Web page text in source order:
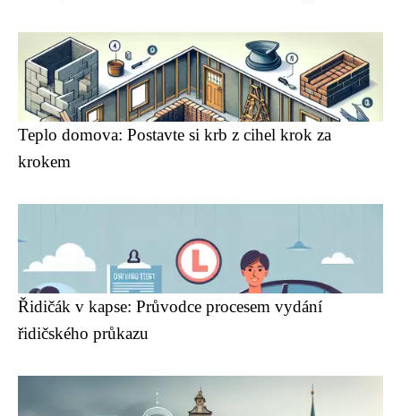
Teplo domova: Postavte si krb z cihel krok za
krokem
Řidičák v kapse: Průvodce procesem vydání
řidičského průkazu